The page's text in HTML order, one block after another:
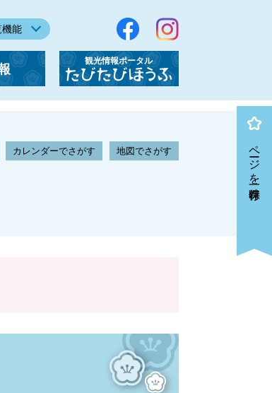
機能
観光情報ポータル
「たびたびほうふ」
カレンダーでさがす 地図でさがす ページを一時保存